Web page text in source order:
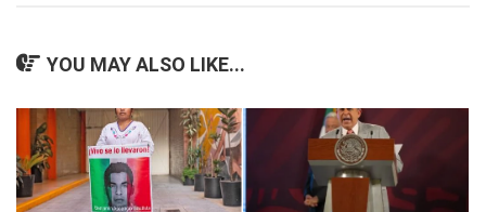
YOU MAY ALSO LIKE...